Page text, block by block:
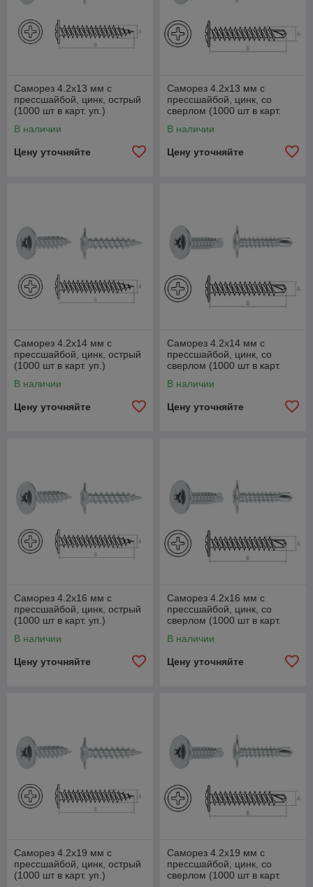
Саморез 4.2х13 мм с
прессшайбой, цинк, острый
(1000 шт в карт. уп.)
В наличии
Цену уточняйте
Саморез 4.2х13 мм с
прессшайбой, цинк, со
сверлом (1000 шт в карт.
В наличии
Цену уточняйте
Саморез 4.2х14 мм с
прессшайбой, цинк, острый
(1000 шт в карт. уп.)
В наличии
Цену уточняйте
Саморез 4.2х14 мм с
прессшайбой, цинк, со
сверлом (1000 шт в карт.
В наличии
Цену уточняйте
Саморез 4.2х16 мм с
прессшайбой, цинк, острый
(1000 шт в карт. уп.)
В наличии
Цену уточняйте
Саморез 4.2х16 мм с
прессшайбой, цинк, со
сверлом (1000 шт в карт.
В наличии
Цену уточняйте
Саморез 4.2х19 мм с
прессшайбой, цинк, острый
(1000 шт в карт. уп.)
Саморез 4.2х19 мм с
прессшайбой, цинк, со
сверлом (1000 шт в карт.